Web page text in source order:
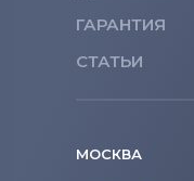
ГАРАНТИЯ
СТАТЬИ
МОСКВА